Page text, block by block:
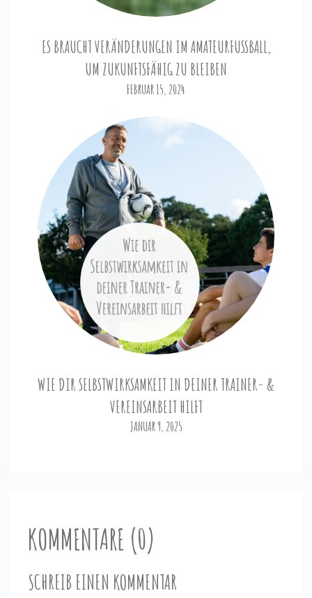
ES BRAUCHT VERÄNDERUNGEN IM AMATEURFUSSBALL, U
M ZUKUNFTSFÄHIG ZU BLEIBEN
FEBRUAR 15, 2024
WIE DIR SELBSTWIRKSAMKEIT IN DEINER TRAINER- &
VEREINSARBEIT HILFT
JANUAR 9, 2025
KOMMENTARE (0)
SCHREIB EINEN KOMMENTAR